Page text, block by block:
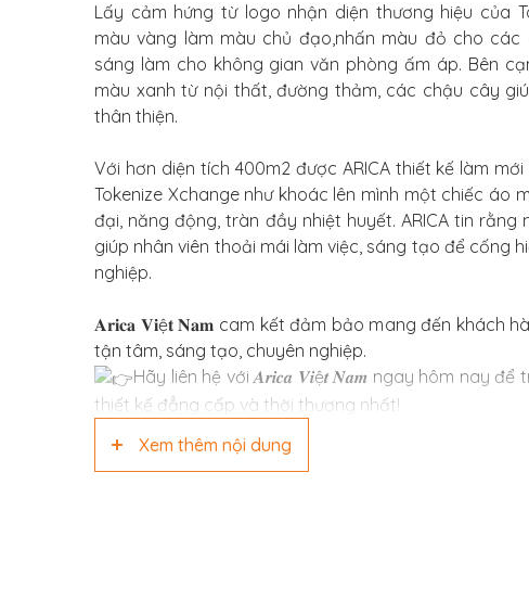
Lấy cảm hứng từ logo nhận diện thương hiệu của
màu vàng làm màu chủ đạo,nhấn màu đỏ cho
sáng làm cho không gian văn phòng ấm áp. Bên
màu xanh từ nội thất, đường thảm, các chậu cây
thân thiện.
Với hơn diện tích 400m2 được ARICA thiết kế làm
Tokenize Xchange như khoác lên mình một chiếc áo
đại, năng động, tràn đầy nhiệt huyết. ARICA tin rằng
giúp nhân viên thoải mái làm việc, sáng tạo để cống
nghiệp.
𝐀𝐫𝐢𝐜𝐚 𝐕𝐢ệ𝐭 𝐍𝐚𝐦 cam kết đảm bảo mang đến khách
tận tâm, sáng tạo, chuyên nghiệp.
Hãy liên hệ với 𝑨𝒓𝒊𝒄𝒂 𝑽𝒊ệ𝒕 𝑵𝒂𝒎 ngay hôm nay
thiết kế đẳng cấp và thời thượng nhất!
Xem thêm nội dung